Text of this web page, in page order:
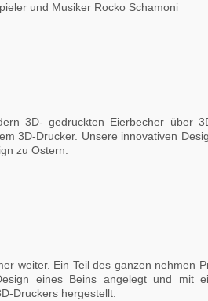
und Musiker Rocko Schamoni
3D- gedruckten Eierbecher über
3D-Drucker. Unsere innovativen
zu Ostern.
weiter. Ein Teil des ganzen nehmen
eines Beins angelegt und mit
Druckers hergestellt.